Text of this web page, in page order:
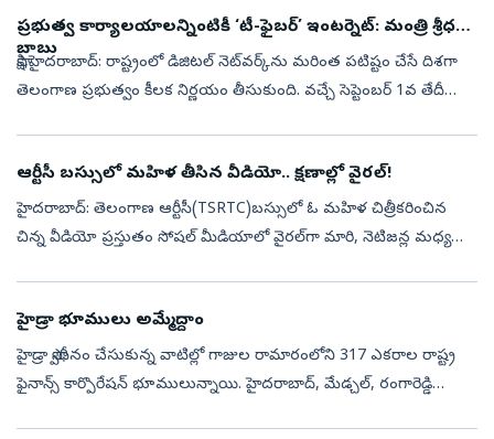
ప్రభుత్వ కార్యాలయాలన్నింటికీ ‘టీ-ఫైబర్’ ఇంటర్నెట్: మంత్రి శ్రీధర్
బాబు
సాక్షి,హైదరాబాద్: రాష్ట్రంలో డిజిటల్ నెట్‌వర్క్‌ను మరింత పటిష్టం చేసే దిశగా
తెలంగాణ ప్రభుత్వం కీలక నిర్ణయం తీసుకుంది. వచ్చే సెప్టెంబర్ 1వ తేదీ
ఆర్టీసీ బస్సులో మహిళ తీసిన వీడియో.. క్షణాల్లో వైరల్!
హైదరాబాద్‌: తెలంగాణ ఆర్టీసీ(TSRTC)బస్సులో ఓ మహిళ చిత్రీకరించిన
చిన్న వీడియో ప్రస్తుతం సోషల్ మీడియాలో వైరల్‌గా మారి, నెటిజన్ల మధ్య
హైడ్రా భూములు అమ్మేద్దాం
హైడ్రా స్వాధీనం చేసుకున్న వాటిల్లో గాజుల రామారంలోని 317 ఎకరాల రాష్ట్ర
ఫైనాన్స్‌ కార్పొరేషన్‌ భూములున్నాయి. హైదరాబాద్, మేడ్చల్, రంగారెడ్డి